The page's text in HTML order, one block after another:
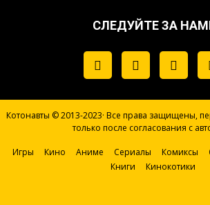
СЛЕДУЙТЕ ЗА
Котонавты © 2013-2023· Все права защищены,
только после согласования с
Игры Кино Аниме Сериалы Комиксы
Книги
Кинокотики